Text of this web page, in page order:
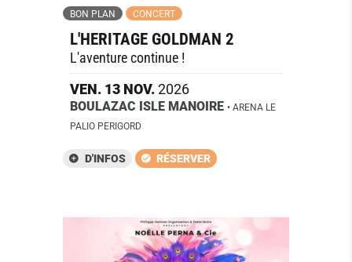
BON PLAN CONCERT
L'HERITAGE GOLDMAN 2
L'aventure continue !
VEN. 13 NOV.2026
BOULAZAC ISLE MANOIRE • ARENA LE
PALIO PERIGORD
D'INFOS RÉSERVER